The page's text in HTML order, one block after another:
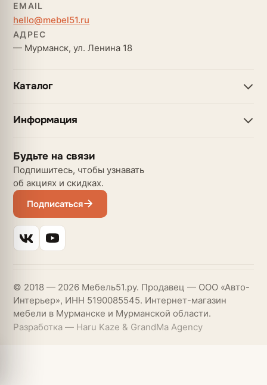
EMAIL
hello@mebel51.ru
АДРЕС
— Мурманск, ул. Ленина 18
Каталог
Информация
Будьте на связи
Подпишитесь, чтобы узнавать
об акциях и скидках.
Подписаться
© 2018 — 2026 Мебель51.ру. Продавец — ООО «Авто-
Интерьер», ИНН 5190085545. Интернет-магазин
мебели в Мурманске и Мурманской области.
Разработка — Haru Kaze & GrandMa Agency